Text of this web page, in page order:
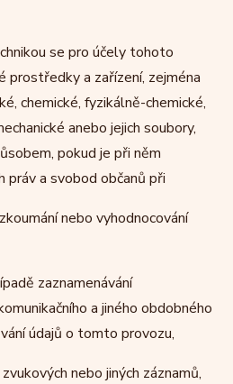
se pro účely tohoto
prostředky a zařízení, zejména
chemické, fyzikálně-chemické,
anebo jejich soubory,
pokud je při něm
práv a svobod občanů při
nebo vyhodnocování
zaznamenávání
a jiného obdobného
údajů o tomto provozu,
nebo jiných záznamů,